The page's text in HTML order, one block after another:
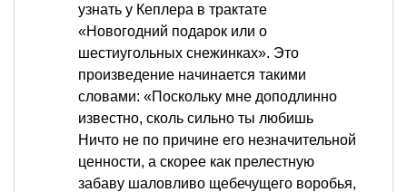
узнать у Кеплера в трактате
«Новогодний подарок или о
шестиугольных снежинках». Это
произведение начинается такими
словами: «Поскольку мне доподлинно
известно, сколь сильно ты любишь
Ничто не по причине его незначительной
ценности, а скорее как прелестную
забаву шаловливо щебечущего воробья,